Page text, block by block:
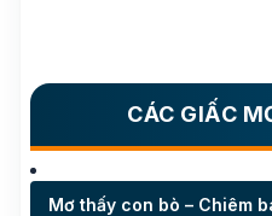
CÁC GIẤC
Mơ thấy con bò – Chiêm